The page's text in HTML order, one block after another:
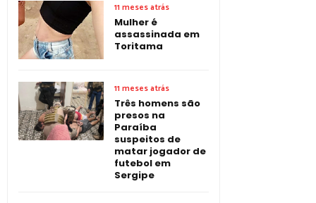
11 meses atrás
Mulher é
assassinada em
Toritama
11 meses atrás
Três homens são
presos na
Paraíba
suspeitos de
matar jogador de
futebol em
Sergipe